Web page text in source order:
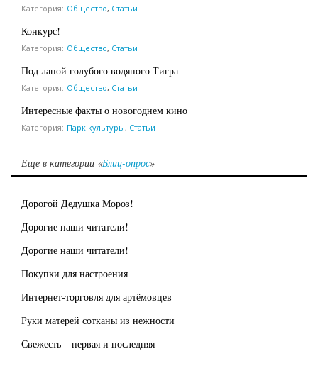
Категория: Общество, Статьи
Конкурс!
Категория: Общество, Статьи
Под лапой голубого водяного Тигра
Категория: Общество, Статьи
Интересные факты о новогоднем кино
Категория: Парк культуры, Статьи
Еще в категории «Блиц-опрос»
Дорогой Дедушка Мороз!
Дорогие наши читатели!
Дорогие наши читатели!
Покупки для настроения
Интернет-торговля для артёмовцев
Руки матерей сотканы из нежности
Свежесть – первая и последняя